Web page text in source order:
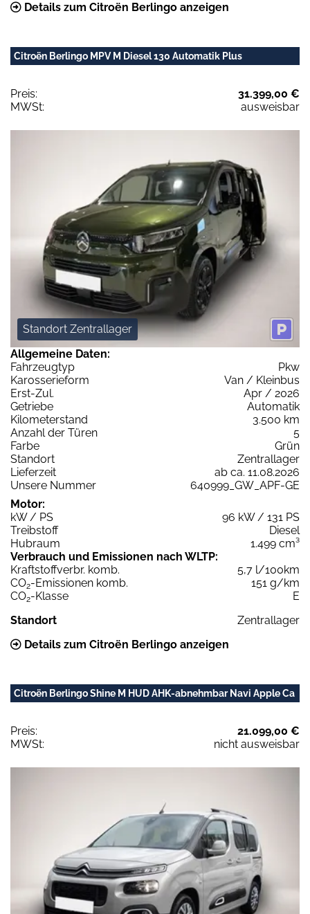
Details zum Citroën Berlingo anzeigen
Citroën Berlingo MPV M Diesel 130 Automatik Plus
Preis:
31.399,00 €
MWSt:
ausweisbar
Standort Zentrallager
Allgemeine Daten:
Fahrzeugtyp
Pkw
Karosserieform
Van / Kleinbus
Erst-Zul.
Apr / 2026
Getriebe
Automatik
Kilometerstand
3.500 km
Anzahl der Türen
5
Farbe
Grün
Standort
Zentrallager
Lieferzeit
ab ca. 11.08.2026
Unsere Nummer
640999_GW_APF-GE
Motor:
kW / PS
96 kW / 131 PS
Treibstoff
Diesel
Hubraum
1.499 cm³
Verbrauch und Emissionen nach WLTP:
Kraftstoffverbr. komb.
5,7 l/100km
CO2-Emissionen komb.
151 g/km
CO2-Klasse
E
Standort
Zentrallager
Details zum Citroën Berlingo anzeigen
Citroën Berlingo Shine M HUD AHK-abnehmbar Navi Apple Ca
Preis:
21.099,00 €
MWSt:
nicht ausweisbar